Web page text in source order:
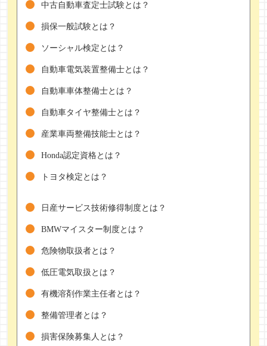
中古自動車査定士試験とは？
損保一般試験とは？
ソーシャル検定とは？
自動車電気装置整備士とは？
自動車車体整備士とは？
自動車タイヤ整備士とは？
産業車両整備技能士とは？
Honda認定資格とは？
トヨタ検定とは？
日産サービス技術修得制度とは？
BMWマイスター制度とは？
危険物取扱者とは？
低圧電気取扱とは？
有機溶剤作業主任者とは？
整備管理者とは？
損害保険募集人とは？